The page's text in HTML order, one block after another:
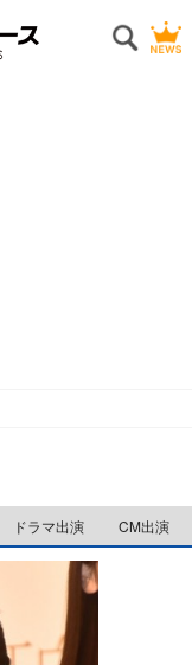
ドラマ出演 CM出演